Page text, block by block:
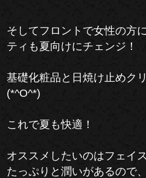
そしてフロントで女性の方
ティも夏向けにチェンジ！
基礎化粧品と日焼け止めク
(*^O^*)
これで夏も快適！
オススメしたいのはフェイ
たっぷりと潤いがあるので